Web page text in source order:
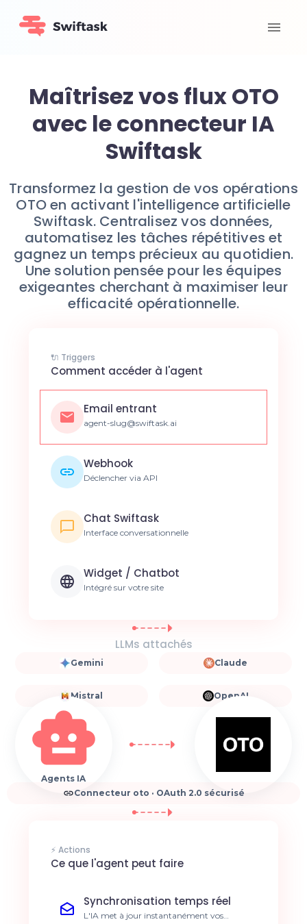
Maîtrisez vos flux OTO
avec le connecteur IA
Swiftask
Transformez la gestion de vos opérations
OTO en activant l'intelligence artificielle
Swiftask. Centralisez vos données,
automatisez les tâches répétitives et
gagnez un temps précieux au quotidien.
Une solution pensée pour les équipes
exigeantes cherchant à maximiser leur
efficacité opérationnelle.
🔌 Triggers
Comment accéder à l'agent
Email entrant
agent-slug@swiftask.ai
Webhook
Déclencher via API
Chat Swiftask
Interface conversationnelle
Widget / Chatbot
Intégré sur votre site
LLMs attachés
Gemini Claude
Mistral OpenAI
Agents IA
Connecteur oto · OAuth 2.0 sécurisé
⚡ Actions
Ce que l'agent peut faire
Synchronisation temps réel
L'IA met à jour instantanément vos